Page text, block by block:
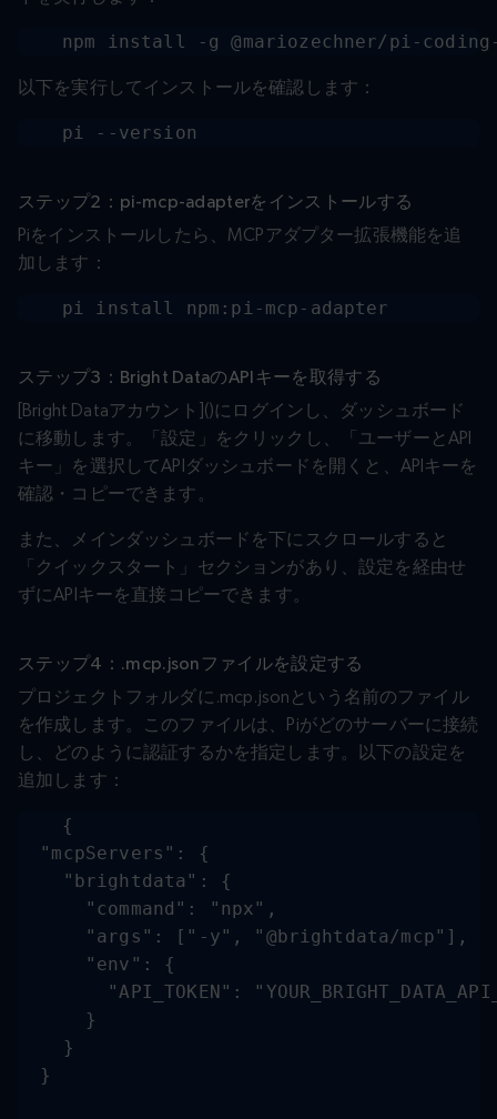
npm install -g @mariozechner/pi-
以下を実行してインストールを確認します：
pi --version
ステップ2：pi-mcp-adapterをインストールする
Piをインストールしたら、MCPアダプター拡張機能を追
加します：
pi install npm:pi-mcp-adapter
ステップ3：Bright DataのAPIキーを取得する
[Bright Dataアカウント]()にログインし、ダッシュボード
に移動します。「設定」をクリックし、「ユーザーとAPI
キー」を選択してAPIダッシュボードを開くと、APIキーを
確認・コピーできます。
また、メインダッシュボードを下にスクロールすると
「クイックスタート」セクションがあり、設定を経由せ
ずにAPIキーを直接コピーできます。
ステップ4：.mcp.jsonファイルを設定する
プロジェクトフォルダに.mcp.jsonという名前のファイル
を作成します。このファイルは、Piがどのサーバーに接続
し、どのように認証するかを指定します。以下の設定を
追加します：
{
  "mcpServers": {
    "brightdata": {
      "command": "npx",
      "args": ["-y", "@brightdata/mcp"],
      "env": {
"API_TOKEN":
      }
    }
  }